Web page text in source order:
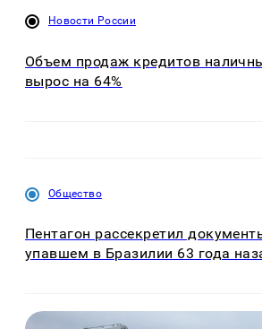
Новости России
Объем продаж кредитов
вырос на 64%
Общество
Пентагон рассекретил
упавшем в Бразилии 63 года